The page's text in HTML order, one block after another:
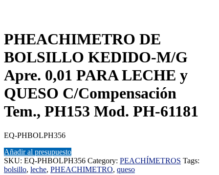
PHEACHIMETRO DE
BOLSILLO KEDIDO-M/G
Apre. 0,01 PARA LECHE y
QUESO C/Compensación
Tem., PH153 Mod. PH-61181
EQ-PHBOLPH356
Añadir al presupuesto
SKU: EQ-PHBOLPH356 Category: PEACHÍMETROS Tags:
bolsillo, leche, PHEACHIMETRO, queso